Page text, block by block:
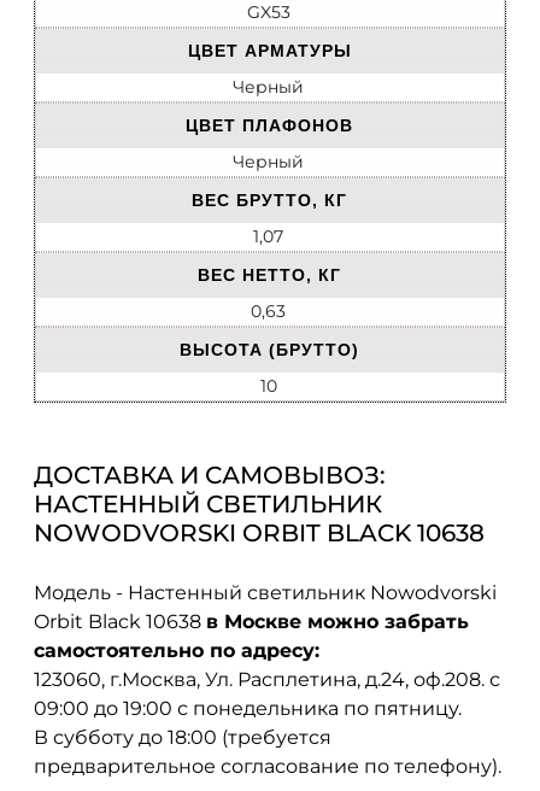
GX53
ЦВЕТ АРМАТУРЫ
Черный
ЦВЕТ ПЛАФОНОВ
Черный
ВЕС БРУТТО, КГ
1,07
ВЕС НЕТТО, КГ
0,63
ВЫСОТА (БРУТТО)
10
ДОСТАВКА И САМОВЫВОЗ:
НАСТЕННЫЙ СВЕТИЛЬНИК
NOWODVORSKI ORBIT BLACK 10638
Модель - Настенный светильник Nowodvorski
Orbit Black 10638 в Москве можно забрать
самостоятельно по адресу:
123060, г.Москва, Ул. Расплетина, д.24, оф.208. с
09:00 до 19:00 с понедельника по пятницу.
В субботу до 18:00 (требуется
предварительное согласование по телефону).